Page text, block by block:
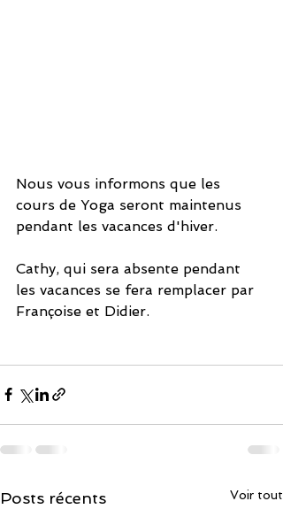
Nous vous informons que les
cours de Yoga seront maintenus
pendant les vacances d'hiver.
Cathy, qui sera absente pendant
les vacances se fera remplacer par
Françoise et Didier.
Posts récents Voir tout